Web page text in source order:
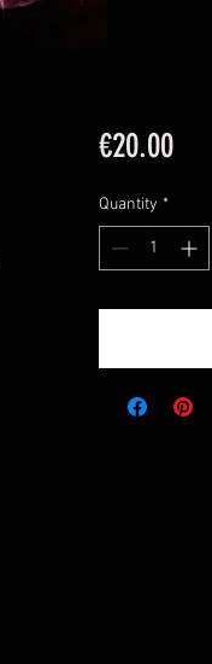
€20.00Price
Quantity *